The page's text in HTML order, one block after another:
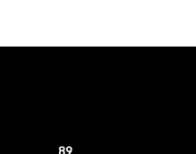
89